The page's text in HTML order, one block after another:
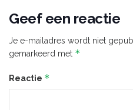
Geef een reactie
Je e-mailadres wordt niet
gemarkeerd met *
Reactie *